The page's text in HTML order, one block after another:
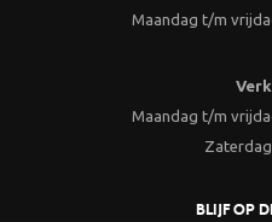
Maandag t/m
Maandag t/m
BLIJF OP